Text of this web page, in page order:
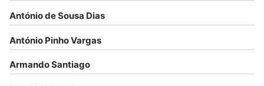
António de Sousa Dias
António Pinho Vargas
Armando Santiago